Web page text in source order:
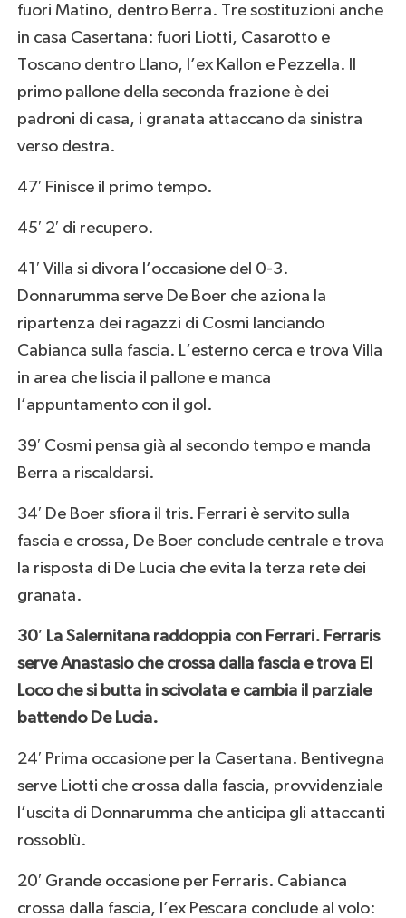
fuori Matino, dentro Berra. Tre sostituzioni anche
in casa Casertana: fuori Liotti, Casarotto e
Toscano dentro Llano, l’ex Kallon e Pezzella. Il
primo pallone della seconda frazione è dei
padroni di casa, i granata attaccano da sinistra
verso destra.
47′ Finisce il primo tempo.
45′ 2′ di recupero.
41′ Villa si divora l’occasione del 0-3.
Donnarumma serve De Boer che aziona la
ripartenza dei ragazzi di Cosmi lanciando
Cabianca sulla fascia. L’esterno cerca e trova Villa
in area che liscia il pallone e manca
l’appuntamento con il gol.
39′ Cosmi pensa già al secondo tempo e manda
Berra a riscaldarsi.
34′ De Boer sfiora il tris. Ferrari è servito sulla
fascia e crossa, De Boer conclude centrale e trova
la risposta di De Lucia che evita la terza rete dei
granata.
30′ La Salernitana raddoppia con Ferrari. Ferraris
serve Anastasio che crossa dalla fascia e trova El
Loco che si butta in scivolata e cambia il parziale
battendo De Lucia.
24′ Prima occasione per la Casertana. Bentivegna
serve Liotti che crossa dalla fascia, provvidenziale
l’uscita di Donnarumma che anticipa gli attaccanti
rossoblù.
20′ Grande occasione per Ferraris. Cabianca
crossa dalla fascia, l’ex Pescara conclude al volo: